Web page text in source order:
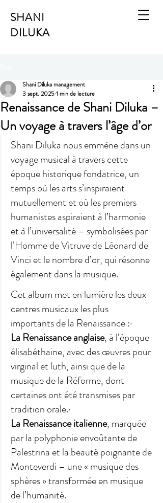
SHANI
DILUKA
Renaissance de Shani Diluka –
Un voyage à travers l’âge d’or
Shani Diluka management
3 sept. 20251 min de lecture
Shani Diluka nous emmène dans un
voyage musical à travers cette
époque historique fondatrice, un
temps où les arts s’inspiraient
mutuellement et où les premiers
humanistes aspiraient à l’harmonie
et à l’universalité – symbolisées par
l’Homme de Vitruve de Léonard de
Vinci et le nombre d’or, qui résonne
également dans la musique.
Cet album met en lumière les deux
centres musicaux les plus
importants de la Renaissance :·
La Renaissance anglaise, à l’époque
élisabéthaine, avec des œuvres pour
virginal et luth, ainsi que de la
musique de la Réforme, dont
certaines ont été transmises par
tradition orale.·
La Renaissance italienne, marquée
par la polyphonie envoûtante de
Palestrina et la beauté poignante de
Monteverdi – une « musique des
sphères » transformée en musique
de l’humanité.